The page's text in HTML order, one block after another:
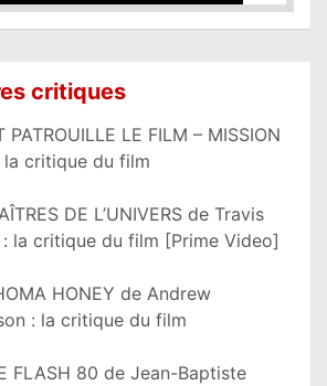
critiques
PATROUILLE LE FILM – MISSION
la critique du film
DE L’UNIVERS de Travis
: la critique du film [Prime Video]
HONEY de Andrew
: la critique du film
FLASH 80 de Jean-Baptiste